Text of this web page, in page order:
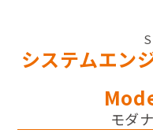
システムエン
モダ